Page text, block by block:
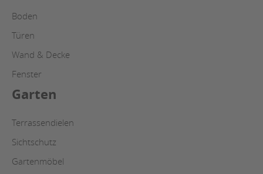
Boden
Türen
Wand & Decke
Fenster
Garten
Terrassendielen
Sichtschutz
Gartenmöbel